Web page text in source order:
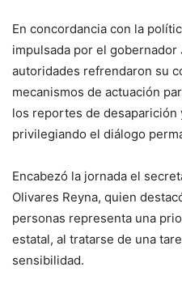
En concordancia con la
impulsada por el gobernador
autoridades refrendaron su
mecanismos de actuación
los reportes de desaparición
privilegiando el diálogo
Encabezó la jornada el
Olivares Reyna, quien
personas representa una
estatal, al tratarse de una
sensibilidad.